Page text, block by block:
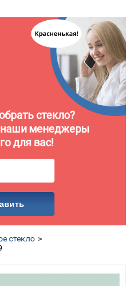
стекло?
наши менеджеры
для вас!
стекло